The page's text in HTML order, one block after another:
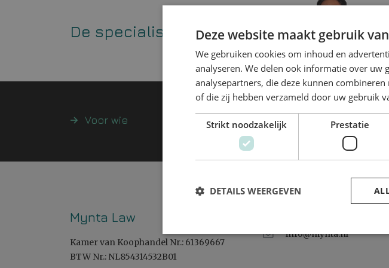
De specialisten
Voor wie Expertises Kennisbank
Mynta Law
Kamer van Koophandel Nr.: 61369667
BTW Nr.: NL854314532B01
info@mynta.nl
Deze website maakt gebruik
We gebruiken cookies om inhoud en
analyseren. We delen ook informatie over uw
analysepartners, die deze kunnen
of die zij hebben verzameld door uw gebruik
Strikt noodzakelijk Prestatie
DETAILS WEERGEVEN